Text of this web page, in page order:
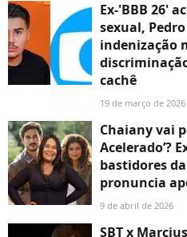
Ex-'BBB 26'
sexual,
indenização
cachê
19 de março de 2026
Chaiany vai
Acelerado’?
bastidores
pronuncia
9 de abril de 2026
SBT x